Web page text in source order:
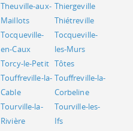
Theuville-aux-
Maillots
Thiergeville
Thiétreville
Tocqueville-
en-Caux
Tocqueville-
les-Murs
Torcy-le-Petit Tôtes
Touffreville-la-
Cable
Touffreville-la-
Corbeline
Tourville-la-
Rivière
Tourville-les-
Ifs